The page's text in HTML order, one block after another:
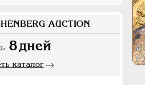
AUCTION
8дней
каталог